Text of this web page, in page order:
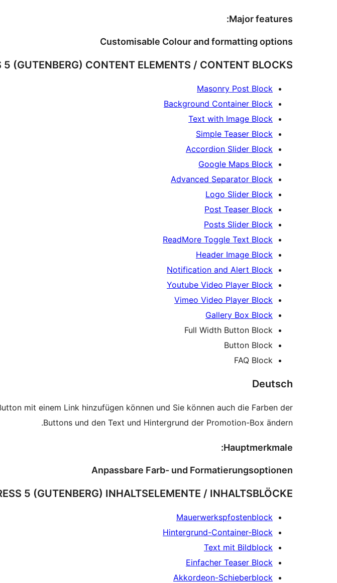
Major features:
Customisable Colour and formatting options
5 (GUTENBERG) CONTENT ELEMENTS / CONTENT BLOCKS:
Masonry Post Block
Background Container Block
Text with Image Block
Simple Teaser Block
Accordion Slider Block
Google Maps Block
Advanced Separator Block
Logo Slider Block
Post Teaser Block
Posts Slider Block
ReadMore Toggle Text Block
Header Image Block
Notification and Alert Block
Youtube Video Player Block
Vimeo Video Player Block
Gallery Box Block
Full Width Button Block
Button Block
FAQ Block
Deutsch
mit einem Link hinzufügen können und Sie können auch die Farben der
Buttons und den Text und Hintergrund der Promotion-Box ändern.
Hauptmerkmale:
Anpassbare Farb- und Formatierungsoptionen
5 (GUTENBERG) INHALTSELEMENTE / INHALTSBLÖCKE:
Mauerwerkspfostenblock
Hintergrund-Container-Block
Text mit Bildblock
Einfacher Teaser Block
Akkordeon-Schieberblock